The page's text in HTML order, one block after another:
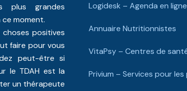
plus grandes
moment.
positives
faire pour vous
peut-être si
le TDAH est la
un thérapeute
Logidesk – Agenda en
Annuaire Nutritionnistes
VitaPsy – Centres de
Privium – Services pour